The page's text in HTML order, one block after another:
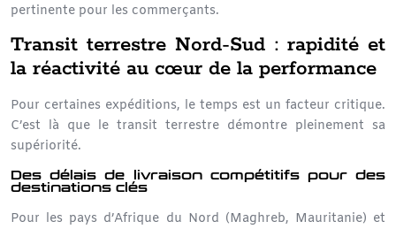
pertinente pour les commerçants.
Transit terrestre Nord-Sud : rapidité et
la réactivité au cœur de la performance
Pour certaines expéditions, le temps est un facteur critique.
C’est là que le transit terrestre démontre pleinement sa
supériorité.
Des délais de livraison compétitifs pour des
destinations clés
Pour les pays d’Afrique du Nord (Maghreb, Mauritanie) et